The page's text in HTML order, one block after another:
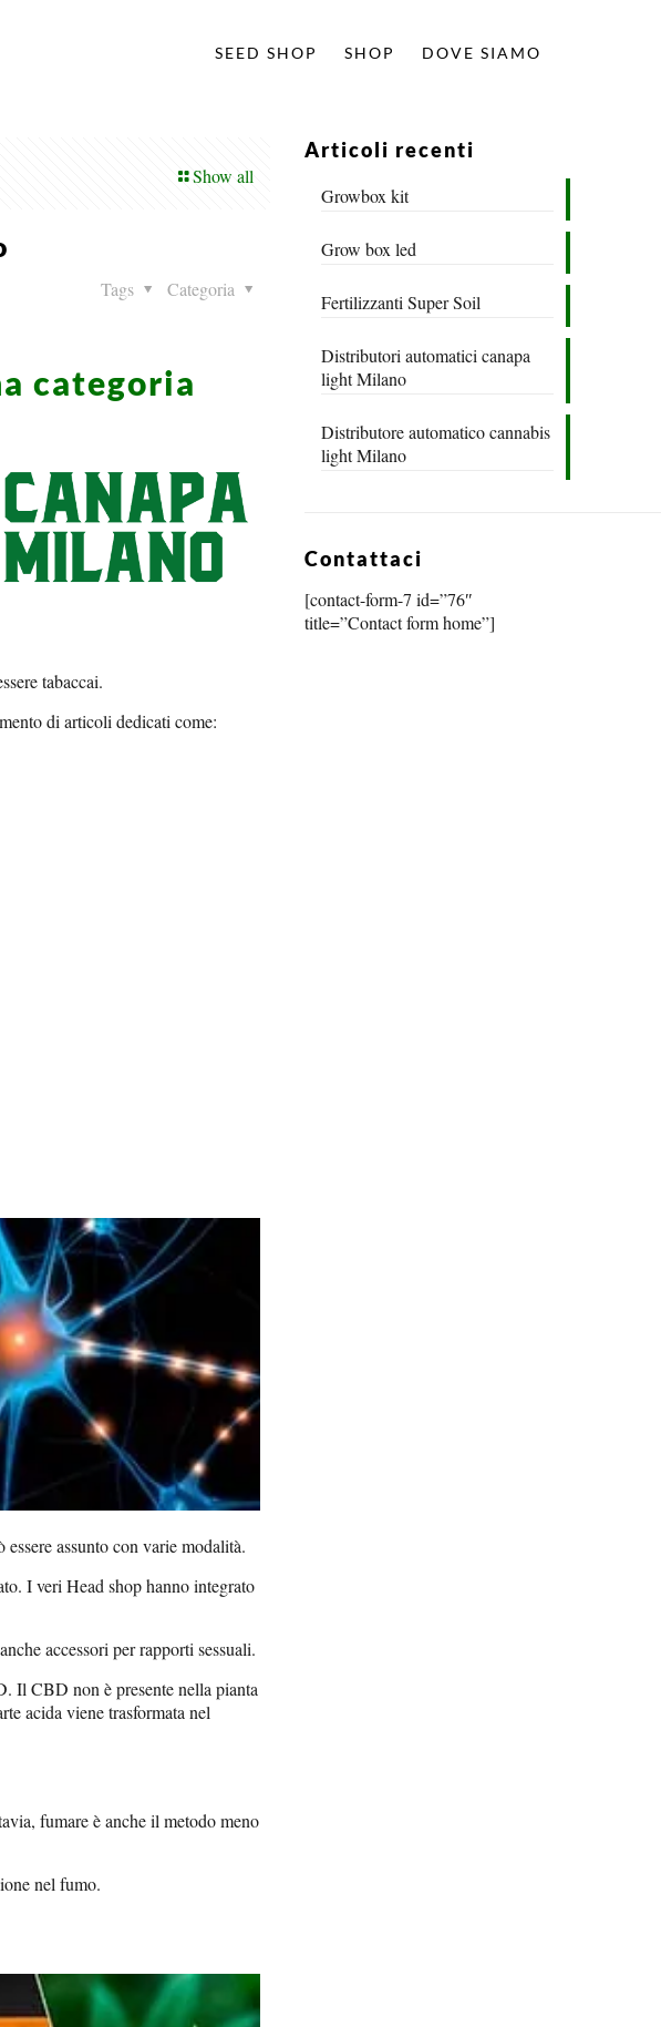
SEED SHOP SHOP DOVE SIAMO
Show all
Categoria
Tags
categoria
tabaccai.
di articoli dedicati come:
assunto con varie modalità.
I veri Head shop hanno integrato
accessori per rapporti sessuali.
Il CBD non è presente nella pianta
acida viene trasformata nel
fumare è anche il metodo meno
nel fumo.
Articoli recenti
Growbox kit
Grow box led
Fertilizzanti Super Soil
Distributori automatici canapa
light Milano
Distributore automatico cannabis
light Milano
Contattaci
[contact-form-7 id=”76″
title=”Contact form home”]